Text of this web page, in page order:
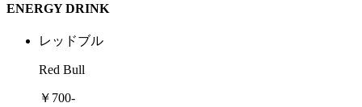
ENERGY DRINK
レッドブル
Red Bull
￥700-